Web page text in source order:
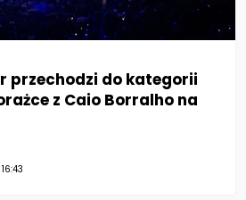
przechodzi do kategorii
z Caio Borralho na